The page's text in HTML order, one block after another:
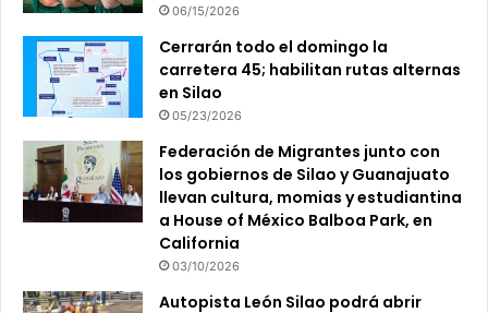
06/15/2026
Cerrarán todo el domingo la
carretera 45; habilitan rutas alternas
en Silao
05/23/2026
Federación de Migrantes junto con
los gobiernos de Silao y Guanajuato
llevan cultura, momias y estudiantina
a House of México Balboa Park, en
California
03/10/2026
Autopista León Silao podrá abrir